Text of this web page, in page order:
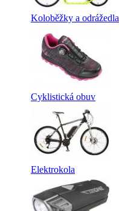
Koloběžky a odrážedla
Cyklistická obuv
Elektrokola